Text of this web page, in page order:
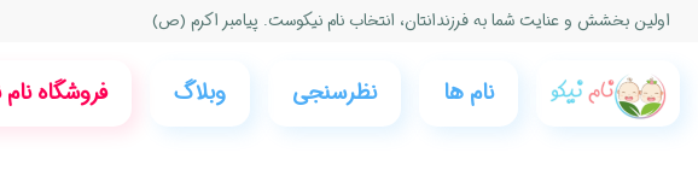
اولین بخشش و عنایت شما به فرزندانتان، انتخاب نام نیكوست. پیامبر اكرم (ص)
نام ها نظرسنجی‌ وبلاگ فروشگاه نام